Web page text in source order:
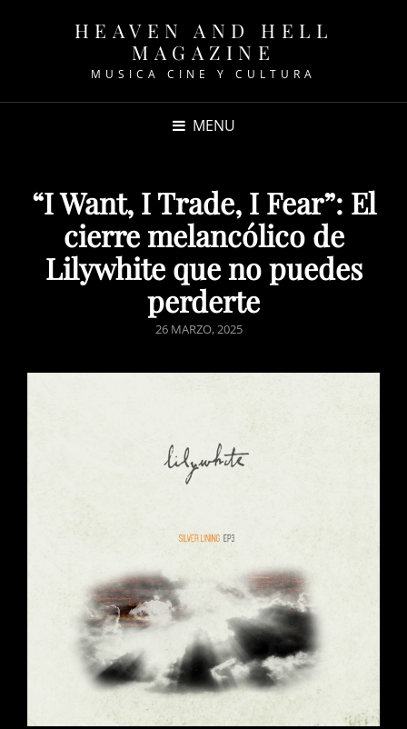
HEAVEN AND HELL
MAGAZINE
MUSICA CINE Y CULTURA
MENU
“I Want, I Trade, I Fear”: El
cierre melancólico de
Lilywhite que no puedes
perderte
POSTED
26 MARZO, 2025